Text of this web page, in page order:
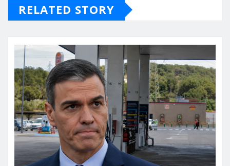
RELATED STORY